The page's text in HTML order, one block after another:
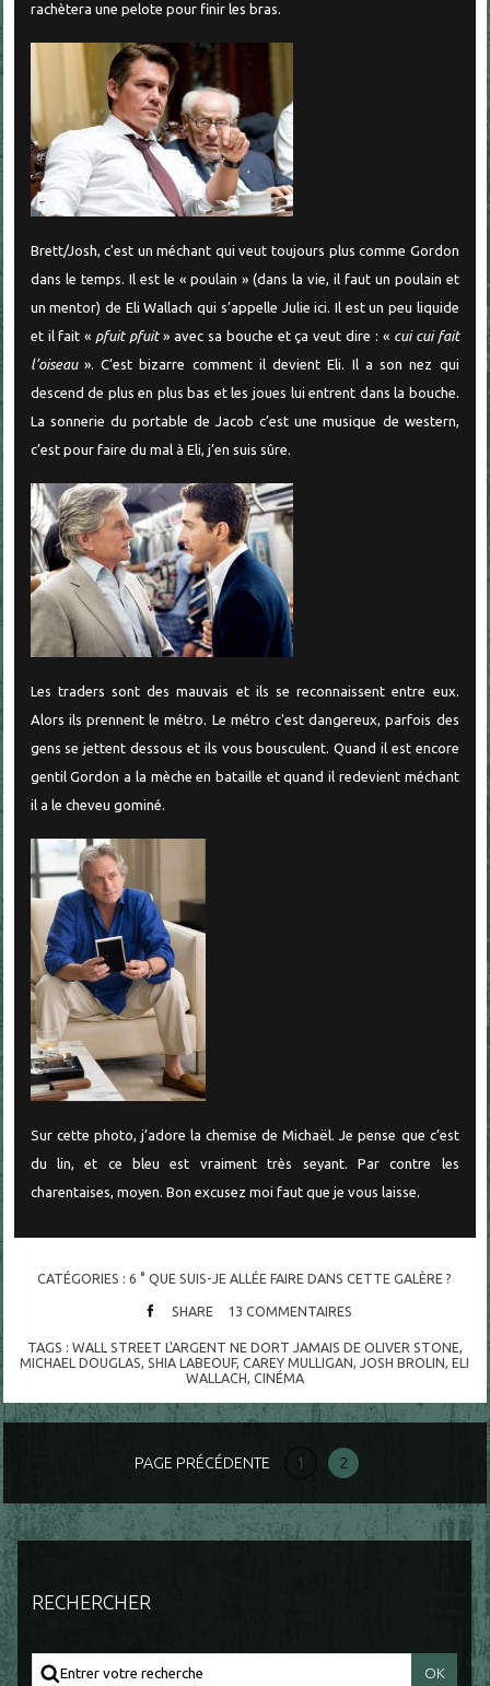
rachètera une pelote pour finir les bras.
Brett/Josh, c'est un méchant qui veut toujours plus comme Gordon
dans le temps. Il est le « poulain » (dans la vie, il faut un poulain et
un mentor) de Eli Wallach qui s’appelle Julie ici. Il est un peu liquide
et il fait « pfuit pfuit» avec sa bouche et ça veut dire : « cui cui fait
l’oiseau». C’est bizarre comment il devient Eli. Il a son nez qui
descend de plus en plus bas et les joues lui entrent dans la bouche.
La sonnerie du portable de Jacob c’est une musique de western,
c’est pour faire du mal à Eli, j’en suis sûre.
Les traders sont des mauvais et ils se reconnaissent entre eux.
Alors ils prennent le métro. Le métro c'est dangereux, parfois des
gens se jettent dessous et ils vous bousculent. Quand il est encore
gentil Gordon a la mèche en bataille et quand il redevient méchant
il a le cheveu gominé.
Sur cette photo, j’adore la chemise de Michaël. Je pense que c’est
du lin, et ce bleu est vraiment très seyant. Par contre les
charentaises, moyen. Bon excusez moi faut que je vous laisse.
CATÉGORIES :6 ° QUE SUIS-JE ALLÉE FAIRE DANS CETTE GALÈRE ?
SHARE 13 COMMENTAIRES
TAGS : WALL STREET L'ARGENT NE DORT JAMAIS DE OLIVER STONE
MICHAEL DOUGLAS ,SHIA LABEOUF,CAREY MULLIGAN JOSH BROLIN ,ELI
WALLACH CINÉMA
PAGE PRÉCÉDENTE 1 2
RECHERCHER